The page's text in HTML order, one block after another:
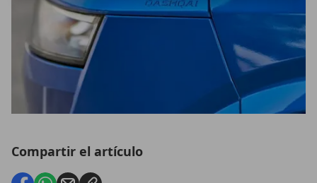
Compartir el artículo